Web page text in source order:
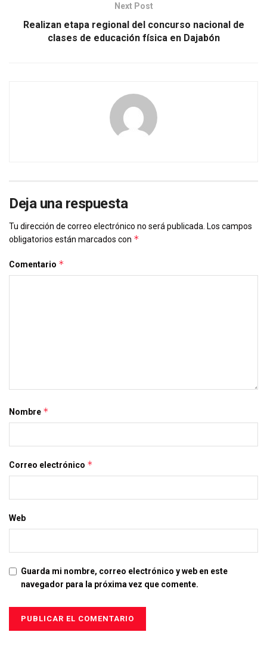
Next Post
Realizan etapa regional del concurso nacional de
clases de educación física en Dajabón
Deja una respuesta
Tu dirección de correo electrónico no será publicada. Los campos
obligatorios están marcados con *
Comentario *
Nombre *
Correo electrónico *
Web
Guarda mi nombre, correo electrónico y web en este
navegador para la próxima vez que comente.